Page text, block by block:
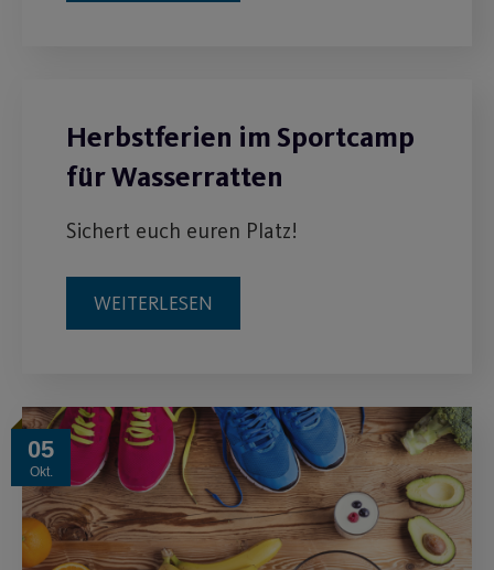
Herbstferien im Sportcamp
für Wasserratten
Sichert euch euren Platz!
WEITERLESEN
05
Okt.